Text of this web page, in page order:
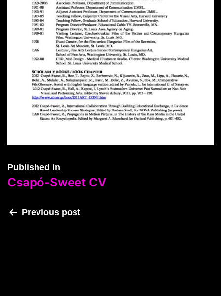
Published in
Csapó-Sweet CV
Previous post